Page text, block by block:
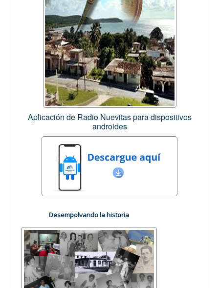
Aplicación de Radio Nuevitas para dispositivos
androides
Desempolvando la historia